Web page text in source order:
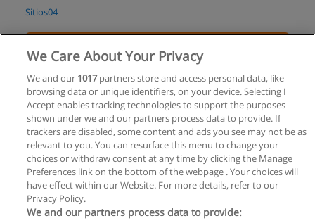
Sitios04
Curso de Auxiliar Administrativo Contable
ISIV - Instituto Superior de Informática del Valle
Solicita información
We Care About Your Privacy
We and our 1017partners store and access personal data, like
browsing data or unique identifiers, on your device. Selecting I
Accept enables tracking technologies to support the purposes
shown under we and our partners process data to provide. If
trackers are disabled, some content and ads you see may not be as
relevant to you. You can resurface this menu to change your
choices or withdraw consent at any time by clicking the Manage
Preferences link on the bottom of the webpage . Your choices will
have effect within our Website. For more details, refer to our
Privacy Policy.
We and our partners process data to provide: